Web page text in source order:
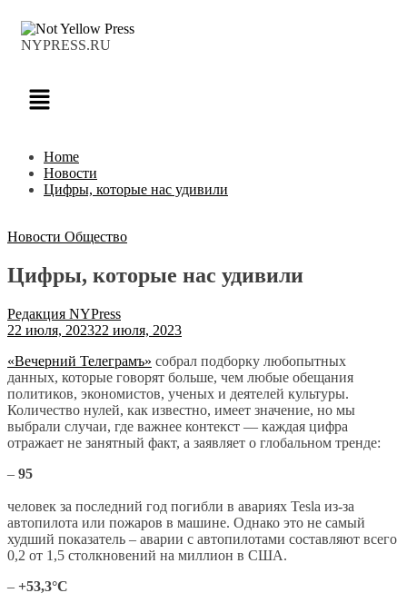
NYPRESS.RU
Home
Новости
Цифры, которые нас удивили
Новости Общество
Цифры, которые нас удивили
Редакция NYPress
22 июля, 202322 июля, 2023
«Вечерний Телеграмъ» собрал подборку любопытных
данных, которые говорят больше, чем любые обещания
политиков, экономистов, ученых и деятелей культуры.
Количество нулей, как известно, имеет значение, но мы
выбрали случаи, где важнее контекст — каждая цифра
отражает не занятный факт, а заявляет о глобальном тренде:
– 95
человек за последний год погибли в авариях Tesla из-за
автопилота или пожаров в машине. Однако это не самый
худший показатель – аварии с автопилотами составляют всего
0,2 от 1,5 столкновений на миллион в США.
– +53,3°С